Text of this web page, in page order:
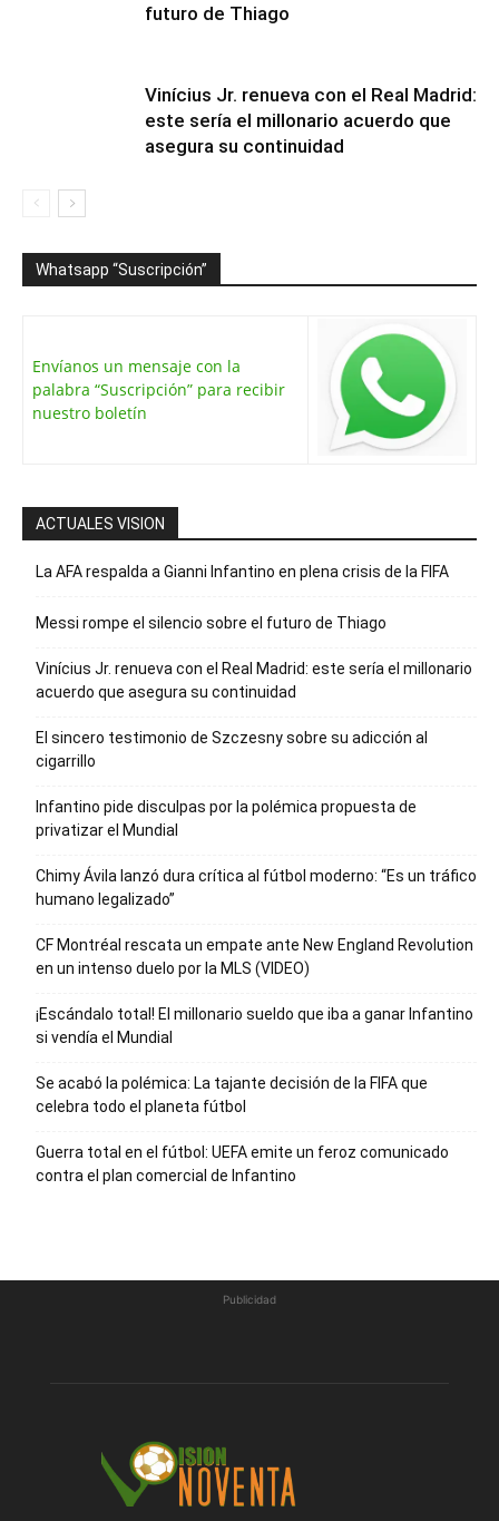
futuro de Thiago
Vinícius Jr. renueva con el Real Madrid:
este sería el millonario acuerdo que
asegura su continuidad
Whatsapp “Suscripción”
Envíanos un mensaje con la
palabra “Suscripción” para recibir
nuestro boletín
ACTUALES VISION
La AFA respalda a Gianni Infantino en plena crisis de la FIFA
Messi rompe el silencio sobre el futuro de Thiago
Vinícius Jr. renueva con el Real Madrid: este sería el millonario
acuerdo que asegura su continuidad
El sincero testimonio de Szczesny sobre su adicción al
cigarrillo
Infantino pide disculpas por la polémica propuesta de
privatizar el Mundial
Chimy Ávila lanzó dura crítica al fútbol moderno: “Es un tráfico
humano legalizado”
CF Montréal rescata un empate ante New England Revolution
en un intenso duelo por la MLS (VIDEO)
¡Escándalo total! El millonario sueldo que iba a ganar Infantino
si vendía el Mundial
Se acabó la polémica: La tajante decisión de la FIFA que
celebra todo el planeta fútbol
Guerra total en el fútbol: UEFA emite un feroz comunicado
contra el plan comercial de Infantino
Publicidad